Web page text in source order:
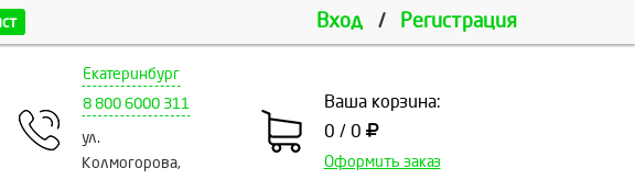
Вход / Регистрация
Екатеринбург
8 800 6000 311
ул.
Колмогорова,
Ваша корзина:
0 / 0
Оформить заказ